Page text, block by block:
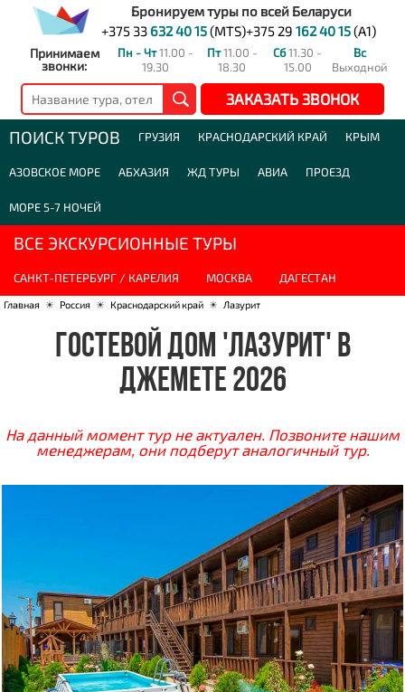
Бронируем туры по всей Беларуси
+375 33 632 40 15(MTS)+375 29 162 40 15(A1)
Принимаем
звонки:
Пн - Чт11.00 -
19.30
Пт11.00 -
18.30
Сб11.30 -
15.00
Вс
Выходной
ЗАКАЗАТЬ ЗВОНОК
ПОИСК ТУРОВ ГРУЗИЯ КРАСНОДАРСКИЙ КРАЙ КРЫМ
АЗОВСКОЕ МОРЕ АБХАЗИЯ ЖД ТУРЫ АВИА ПРОЕЗД
МОРЕ 5-7 НОЧЕЙ
ВСЕ ЭКСКУРСИОННЫЕ ТУРЫ
САНКТ-ПЕТЕРБУРГ / КАРЕЛИЯ МОСКВА ДАГЕСТАН
Главная ☀ Россия ☀ Краснодарский край ☀ Лазурит
ГОСТЕВОЙ ДОМ 'ЛАЗУРИТ' В
ДЖЕМЕТЕ 2026
На данный момент тур не актуален. Позвоните нашим
менеджерам, они подберут аналогичный тур.